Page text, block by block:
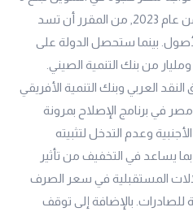
مليارات دولار في النصف الأول من عام 2023, من المقرر أن تسد
بينما ستحصل الدولة على
من بنك التنمية الصيني.
العربي وبنك التنمية الأفريقي
مصر في برنامج الإصلاح بمرونة
وعدم التدخل لتثبيته
بما يساعد في التخفيف من تأثير
المستقبلية في سعر الصرف
للصادرات. بالإضافة إلى توقف